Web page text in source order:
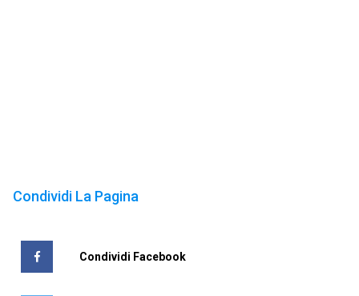
Condividi La Pagina
Condividi Facebook